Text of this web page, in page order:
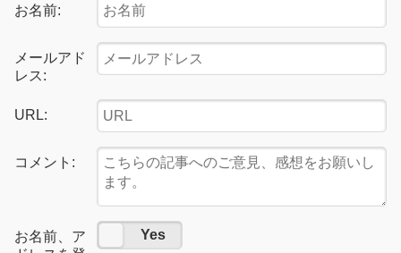
お名前:
メールアド
レス:
URL:
コメント:
お名前、ア
No Yes